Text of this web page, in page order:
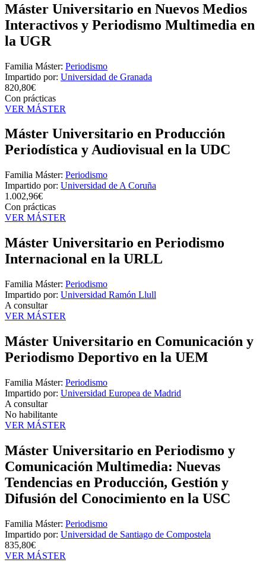
Máster Universitario en Nuevos Medios
Interactivos y Periodismo Multimedia en
la UGR
Familia Máster: Periodismo
Impartido por: Universidad de Granada
820,80€
Con prácticas
VER MÁSTER
Máster Universitario en Producción
Periodística y Audiovisual en la UDC
Familia Máster: Periodismo
Impartido por: Universidad de A Coruña
1.002,96€
Con prácticas
VER MÁSTER
Máster Universitario en Periodismo
Internacional en la URLL
Familia Máster: Periodismo
Impartido por: Universidad Ramón Llull
A consultar
VER MÁSTER
Máster Universitario en Comunicación y
Periodismo Deportivo en la UEM
Familia Máster: Periodismo
Impartido por: Universidad Europea de Madrid
A consultar
No habilitante
VER MÁSTER
Máster Universitario en Periodismo y
Comunicación Multimedia: Nuevas
Tendencias en Producción, Gestión y
Difusión del Conocimiento en la USC
Familia Máster: Periodismo
Impartido por: Universidad de Santiago de Compostela
835,80€
VER MÁSTER